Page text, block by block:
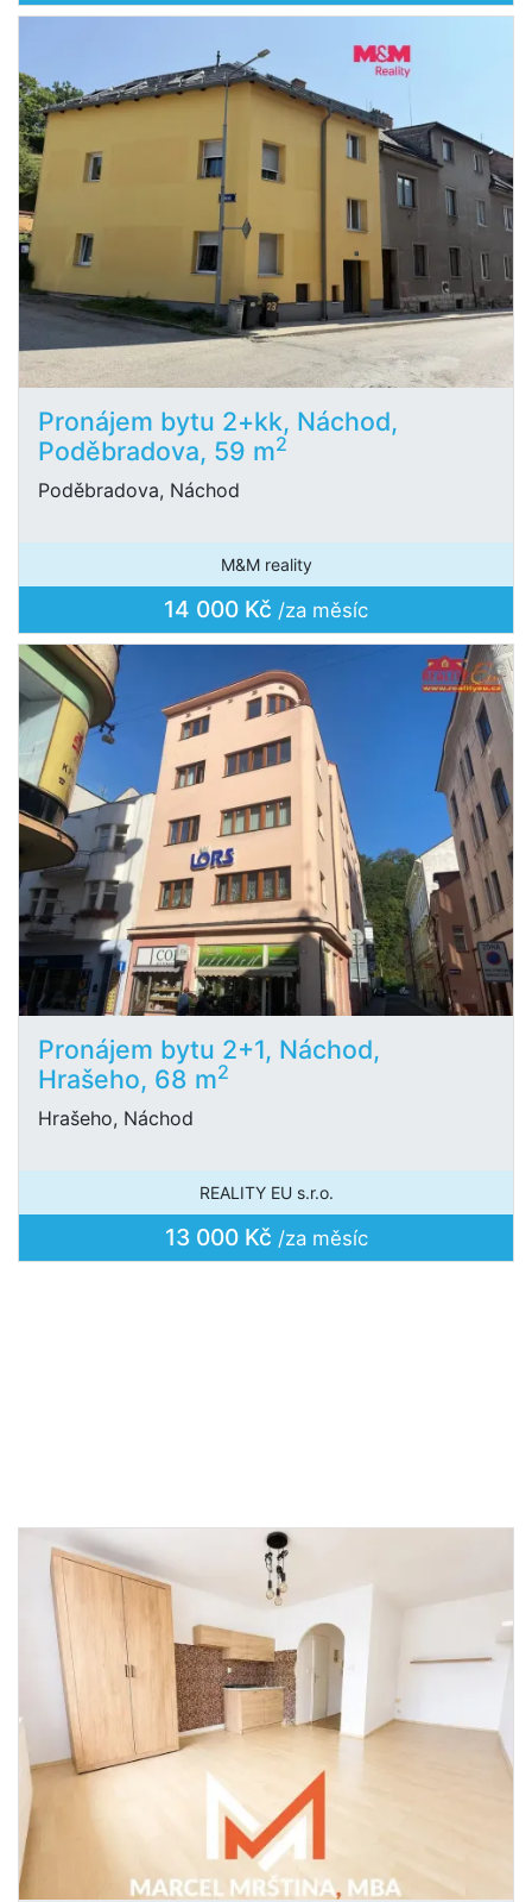
Pronájem bytu 2+kk, Náchod,
Poděbradova, 59 m2
Poděbradova, Náchod
M&M reality
14 000 Kč /za měsíc
Pronájem bytu 2+1, Náchod,
Hrašeho, 68 m2
Hrašeho, Náchod
REALITY EU s.r.o.
13 000 Kč /za měsíc